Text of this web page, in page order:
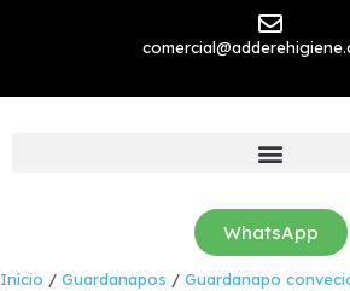
WhatsApp
Início / Guardanapos / Guardanapo